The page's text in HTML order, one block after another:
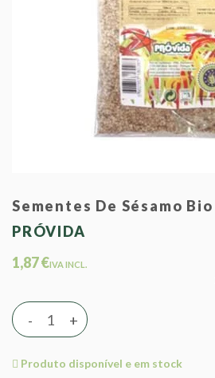
Sementes De Sésamo Bio
PRÓVIDA
1,87 €IVA INCL.
+
-
Produto disponível e em stock